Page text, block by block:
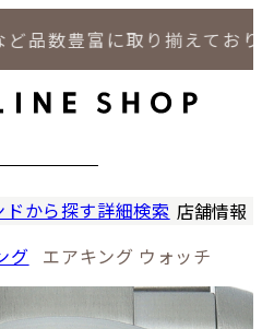
数豊富に取り揃えており
ドから探す詳細検索 店舗情報
LIPS
LIPS 札
LIPS 札
グ エアキング ウォッチ